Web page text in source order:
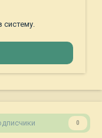
систему.
0